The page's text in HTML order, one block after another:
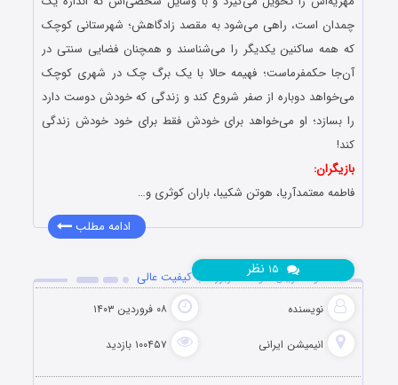
چمدان است، راهی می‌شود به مقصد زادگاهش؛ شهرستانی کوچک
که همه ساکنین یکدیگر را می‌شناسند و همچنان فضایی سنتی در
آن‌جا حکمفرماست؛ فهیمه حالا با یک برگ چک‌ در شهری کوچک
می‌خواهد دوباره از صفر شروع کند و زندگی که خودش دوست دارد
را بسازد؛ او می‌خواهد برای خودش فقط برای خود خودش زندگی
کند!
بازیگران:
فاطمه معتمدآریا، هوتن شکیبا، باران کوثری و…
ادامه مطلب
دانلود سریال خونه مادربزرگه با کیفیت عالی
نویسنده ۰۸ فروردین ۱۴۰۳
انیمیشن ایرانی ۱۰۰۴۵۷ بازدید
نظر